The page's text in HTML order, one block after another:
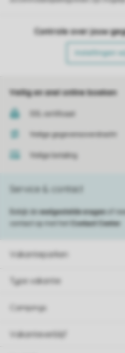
Controle over jouw
Instellingen
Veilig en snel online boeken
SSL certificaat
Veilige gegevensoverdracht
Veilige betaling
Vakantieparken
Type vakantie
Campings
Vakantieverblijf
Service & contact
Bekijk de veelgestelde vragen
of
contact op met het
Contact Center